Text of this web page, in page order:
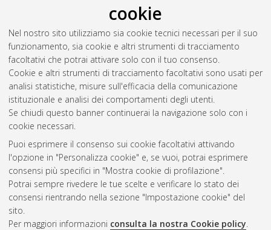
cookie
Nel nostro sito utilizziamo sia cookie tecnici necessari per il suo
funzionamento, sia cookie e altri strumenti di tracciamento
facoltativi che potrai attivare solo con il tuo consenso.
Cookie e altri strumenti di tracciamento facoltativi sono usati per
analisi statistiche, misure sull'efficacia della comunicazione
istituzionale e analisi dei comportamenti degli utenti.
Se chiudi questo banner continuerai la navigazione solo con i
cookie necessari.
Puoi esprimere il consenso sui cookie facoltativi attivando
l'opzione in "Personalizza cookie" e, se vuoi, potrai esprimere
consensi più specifici in "Mostra cookie di profilazione".
Potrai sempre rivedere le tue scelte e verificare lo stato dei
consensi rientrando nella sezione "Impostazione cookie" del
sito.
Per maggiori informazioni consulta la nostra Cookie policy.
Gestione del documento:
Atom
Rss 1.0
Rss 2.0
ISSN: 2038-7946